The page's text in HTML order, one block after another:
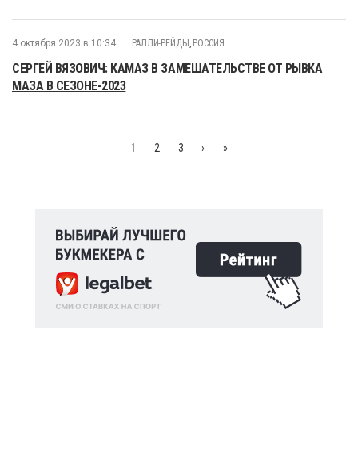
4 октября 2023 в 10:34 РАЛЛИ-РЕЙДЫ , РОССИЯ
СЕРГЕЙ ВЯЗОВИЧ: КАМАЗ В ЗАМЕШАТЕЛЬСТВЕ ОТ РЫВКА
МАЗА В СЕЗОНЕ-2023
1 2 3 › »